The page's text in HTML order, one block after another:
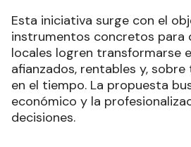
Esta iniciativa surge con el
instrumentos concretos para
locales logren transformarse
afianzados, rentables y,
en el tiempo. La propuesta
económico y la
decisiones.